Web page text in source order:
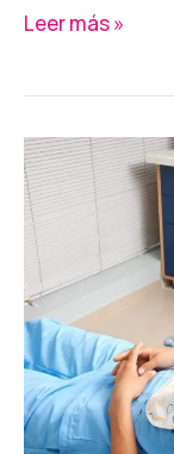
Leer más »
QUÉ
ES
EL
BRUXISMO:
CAUSAS,
SÍNTOMAS
Y
REMEDIOS